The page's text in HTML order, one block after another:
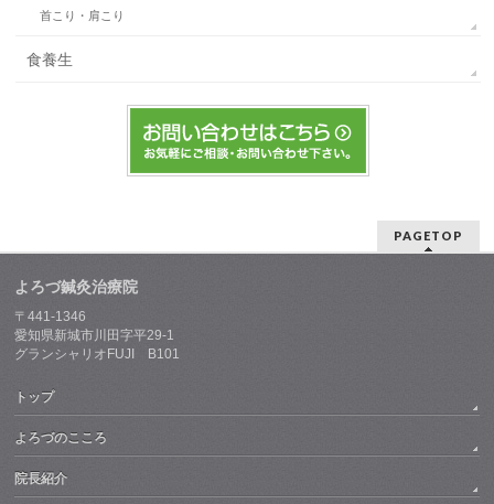
首こり・肩こり
食養生
PAGETOP
よろづ鍼灸治療院
〒441-1346
愛知県新城市川田字平29-1
グランシャリオFUJI B101
トップ
よろづのこころ
院長紹介